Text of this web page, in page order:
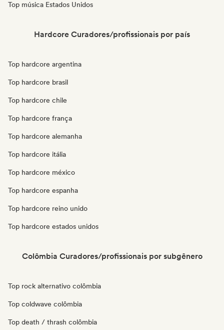
Top música Estados Unidos
Hardcore Curadores/profissionais por país
Top hardcore argentina
Top hardcore brasil
Top hardcore chile
Top hardcore frança
Top hardcore alemanha
Top hardcore itália
Top hardcore méxico
Top hardcore espanha
Top hardcore reino unido
Top hardcore estados unidos
Colômbia Curadores/profissionais por subgênero
Top rock alternativo colômbia
Top coldwave colômbia
Top death / thrash colômbia